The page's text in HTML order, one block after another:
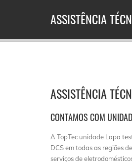
ASSISTÊNCIA
ASSISTÊNCIA
CONTAMOS COM
A TopTec unidade Lapa
DCS em todas as regiões
serviços de